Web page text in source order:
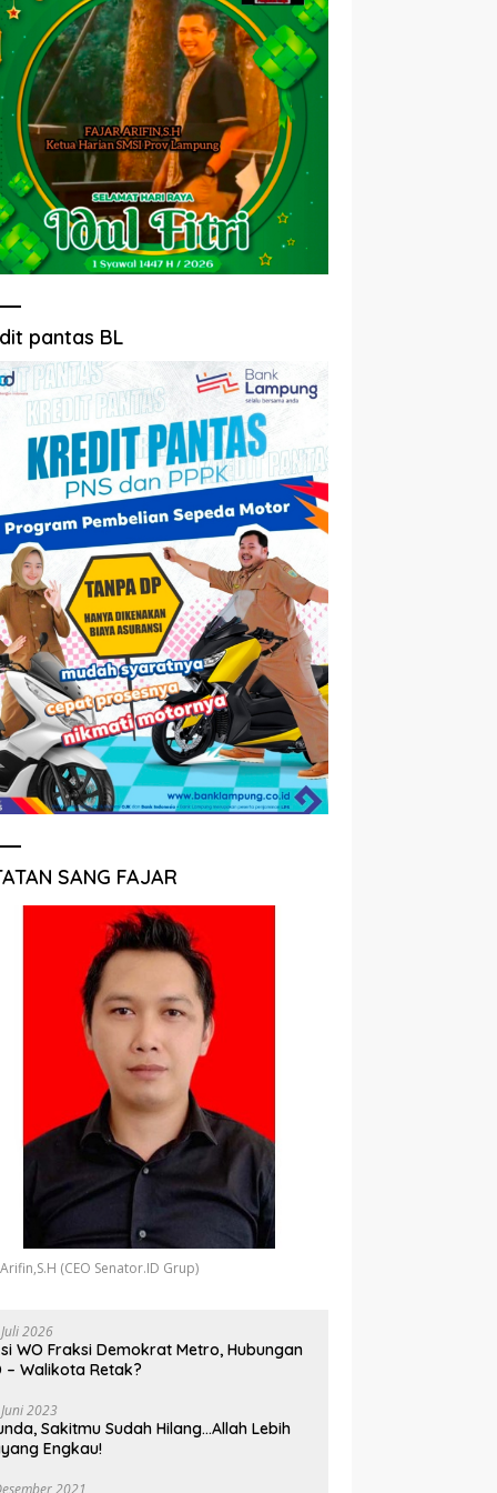
pantas BL
SANG FAJAR
(CEO Senator.ID Grup)
2026
WO Fraksi Demokrat Metro, Hubungan
– Walikota Retak?
2023
Sakitmu Sudah Hilang…Allah Lebih
Engkau!
2021